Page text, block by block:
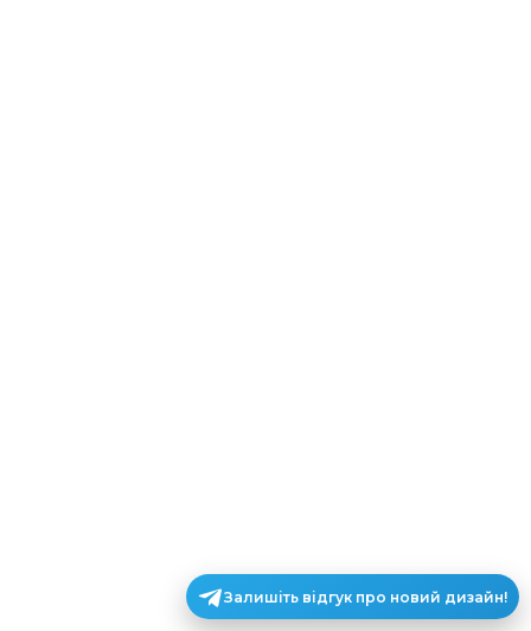
Залишіть відгук про новий дизайн!